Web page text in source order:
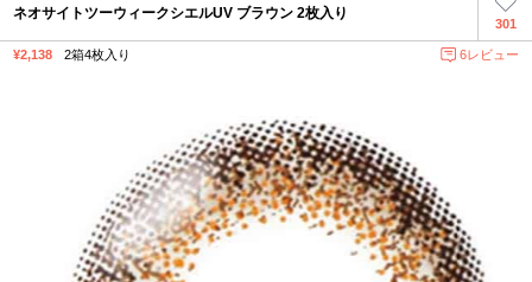
301
ネオサイトツーウィークシエルUV ブラウン 2枚入り
¥2,138 2箱4枚入り 6レビュー